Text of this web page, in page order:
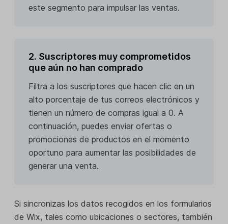
este segmento para impulsar las ventas.
2. Suscriptores muy comprometidos
que aún no han comprado
Filtra a los suscriptores que hacen clic en un
alto porcentaje de tus correos electrónicos y
tienen un número de compras igual a 0. A
continuación, puedes enviar ofertas o
promociones de productos en el momento
oportuno para aumentar las posibilidades de
generar una venta.
Si sincronizas los datos recogidos en los formularios
de Wix, tales como ubicaciones o sectores, también